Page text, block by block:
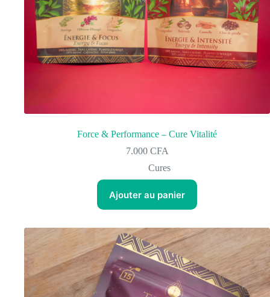
Force & Performance – Cure Vitalité
7.000 CFA
Cures
Ajouter au panier